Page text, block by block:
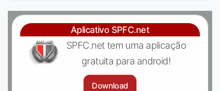
Aplicativo SPFC.net
SPFC.net tem uma aplicação
gratuita para android!
Download